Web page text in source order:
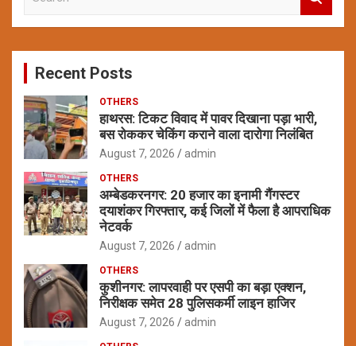
c
Recent Posts
OTHERS
हाथरस: टिकट विवाद में पावर दिखाना पड़ा भारी,
बस रोककर चेकिंग कराने वाला दारोगा निलंबित
August 7, 2026 admin
OTHERS
अम्बेडकरनगर: 20 हजार का इनामी गैंगस्टर
दयाशंकर गिरफ्तार, कई जिलों में फैला है आपराधिक
नेटवर्क
August 7, 2026 admin
OTHERS
कुशीनगर: लापरवाही पर एसपी का बड़ा एक्शन,
निरीक्षक समेत 28 पुलिसकर्मी लाइन हाजिर
August 7, 2026 admin